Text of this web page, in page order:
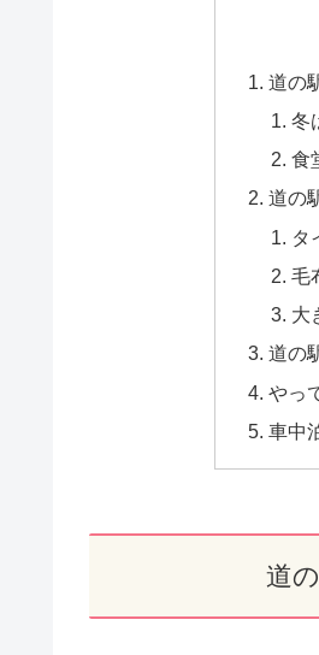
道の
冬
食
道の
タ
毛
大
道の
やっ
車中
道